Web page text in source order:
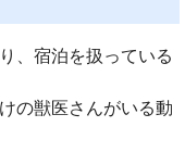
、宿泊を扱っている
の獣医さんがいる動